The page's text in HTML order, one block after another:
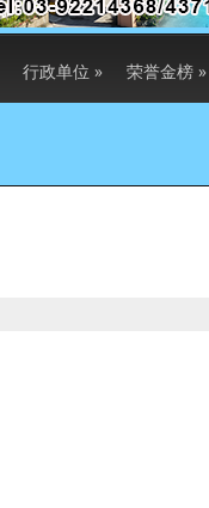
行政单位 » 荣誉金榜 »